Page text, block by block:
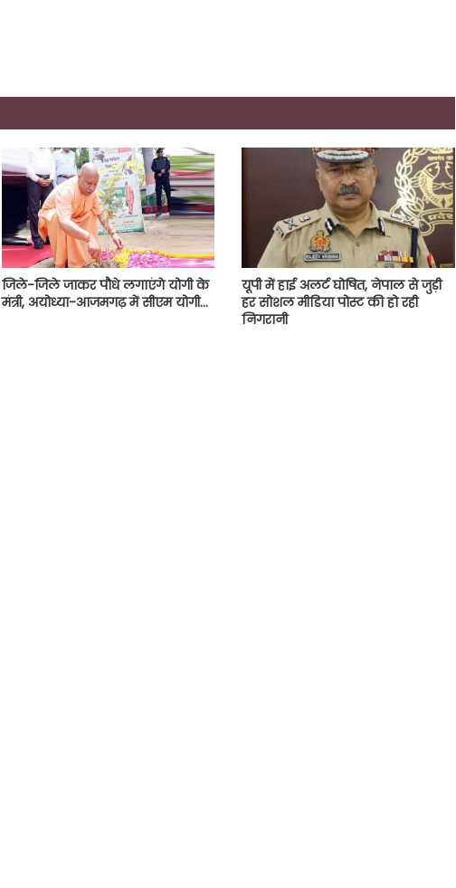
जिले-जिले जाकर पौधे लगाएंगे योगी के
मंत्री, अयोध्या-आजमगढ़ में सीएम योगी…
यूपी में हाई अलर्ट घोषित, नेपाल से जुड़ी
हर सोशल मीडिया पोस्ट की हो रही
निगरानी